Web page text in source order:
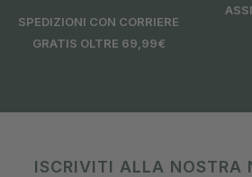
SPEDIZIONI CON CORRIERE
GRATIS OLTRE 69,99€
ISCRIVITI ALLA NOSTRA